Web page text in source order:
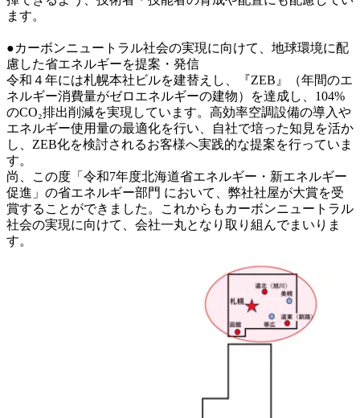
ます。
●カーボンニュートラル社会の実現に向けて、地球環境に配
慮した省エネルギーを提案・発信
令和４年には札幌本社ビルを建替えし、『ZEB』（年間のエ
ネルギー消費量がゼロエネルギーの建物）を達成し、104%
のCO₂排出削減を実現しています。高効率空調設備の導入や
エネルギー使用量の最適化を行い、自社で培った知見を活か
し、ZEB化を検討されるお客様へ実践的な提案を行っていま
す。
尚、この度「令和7年度北海道省エネルギー・新エネルギー
促進」の省エネルギー部門 において、弊社社屋が大賞を受
賞することができました。これからもカーボンニュートラル
社会の実現に向けて、会社一丸となり取り組んでまいりま